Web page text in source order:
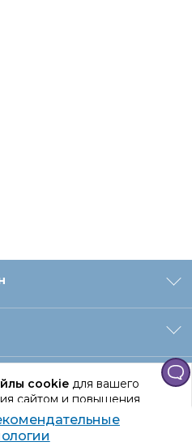
cookieдля вашего
сайтом и повышения
сайта, вы даете